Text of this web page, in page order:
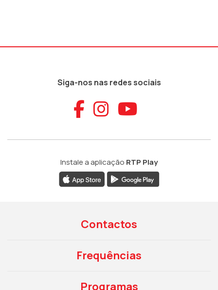
Siga-nos nas redes sociais
Aceder ao
Aceder ao
Aceder
Instale a aplicação RTP Play
Contactos
Frequências
Programas